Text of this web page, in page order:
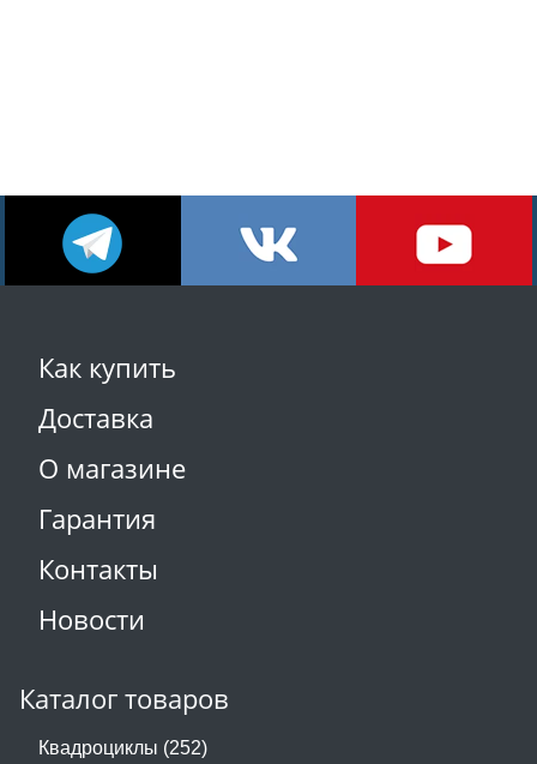
Как купить
Доставка
О магазине
Гарантия
Контакты
Новости
Каталог товаров
Квадроциклы (252)